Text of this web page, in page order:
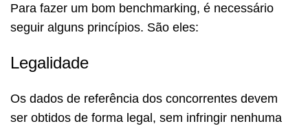
Para fazer um bom benchmarking, é necessário
seguir alguns princípios. São eles:
Legalidade
Os dados de referência dos concorrentes devem
ser obtidos de forma legal, sem infringir nenhuma